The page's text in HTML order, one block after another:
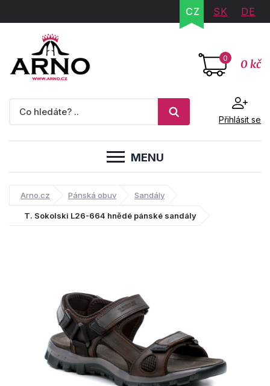
CZ SK DE
0 0 kč
Přihlásit se
MENU
Arno.cz Pánská obuv Sandály
T. Sokolski L26-664 hnědé pánské sandály